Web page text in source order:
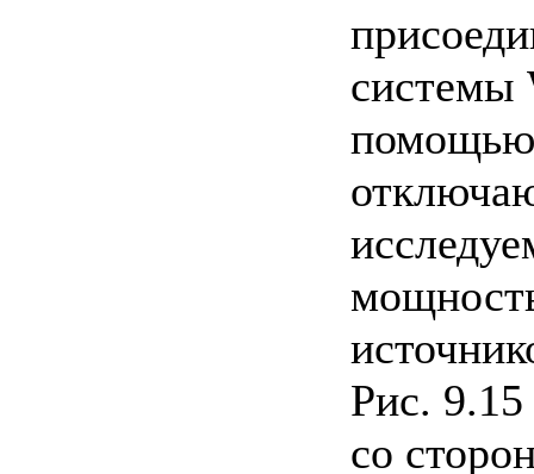
системы
помощью
Рис.
со